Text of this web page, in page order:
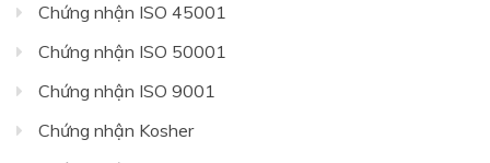
Chứng nhận ISO 45001
Chứng nhận ISO 50001
Chứng nhận ISO 9001
Chứng nhận Kosher